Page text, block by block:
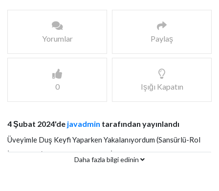
Yorumlar Paylaş
0 Işığı Kapatın
4 Şubat 2024'de javadmin tarafından yayınlandı
Üveyimle Duş Keyfi Yaparken Yakalanıyordum (Sansürlü-Rol
İcabı-Fake) Türkçe Altyazılı JAV İzle
Daha fazla bilgi edinin